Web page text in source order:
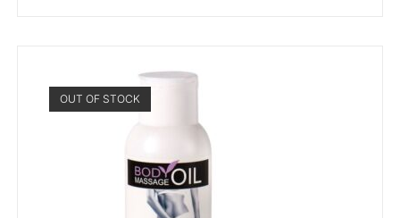
OUT OF STOCK